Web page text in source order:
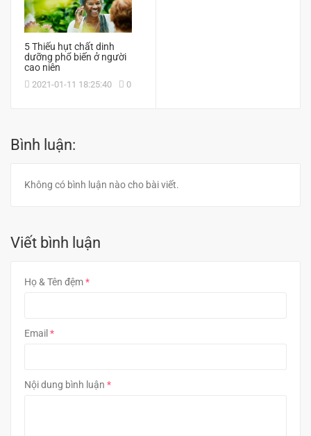
5 Thiếu hụt chất dinh
dưỡng phổ biến ở người
cao niên
2021-01-11 18:25:40 0
Bình luận:
Không có bình luận nào cho bài viết.
Viết bình luận
Họ & Tên đệm
Email
Nội dung bình luận